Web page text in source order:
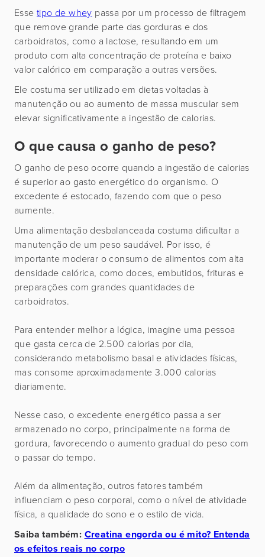
Esse tipo de whey passa por um processo de filtragem
que remove grande parte das gorduras e dos
carboidratos, como a lactose, resultando em um
produto com alta concentração de proteína e baixo
valor calórico em comparação a outras versões.
Ele costuma ser utilizado em dietas voltadas à
manutenção ou ao aumento de massa muscular sem
elevar significativamente a ingestão de calorias.
O que causa o ganho de peso?
O ganho de peso ocorre quando a ingestão de calorias
é superior ao gasto energético do organismo. O
excedente é estocado, fazendo com que o peso
aumente.
Uma alimentação desbalanceada costuma dificultar a
manutenção de um peso saudável. Por isso, é
importante moderar o consumo de alimentos com alta
densidade calórica, como doces, embutidos, frituras e
preparações com grandes quantidades de
carboidratos.
Para entender melhor a lógica, imagine uma pessoa
que gasta cerca de 2.500 calorias por dia,
considerando metabolismo basal e atividades físicas,
mas consome aproximadamente 3.000 calorias
diariamente.
Nesse caso, o excedente energético passa a ser
armazenado no corpo, principalmente na forma de
gordura, favorecendo o aumento gradual do peso com
o passar do tempo.
Além da alimentação, outros fatores também
influenciam o peso corporal, como o nível de atividade
física, a qualidade do sono e o estilo de vida.
Saiba também: Creatina engorda ou é mito? Entenda
os efeitos reais no corpo